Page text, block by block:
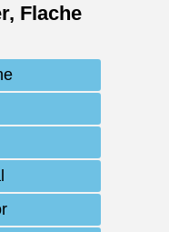
, Flache